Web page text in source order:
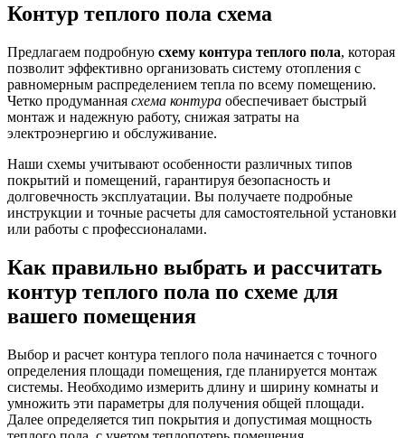
Контур теплого пола схема
Предлагаем подробную схему контура теплого пола, которая
позволит эффективно организовать систему отопления с
равномерным распределением тепла по всему помещению.
Четко продуманная схема контура обеспечивает быстрый
монтаж и надежную работу, снижая затраты на
электроэнергию и обслуживание.
Наши схемы учитывают особенности различных типов
покрытий и помещений, гарантируя безопасность и
долговечность эксплуатации. Вы получаете подробные
инструкции и точные расчеты для самостоятельной установки
или работы с профессионалами.
Как правильно выбрать и рассчитать
контур теплого пола по схеме для
вашего помещения
Выбор и расчет контура теплого пола начинается с точного
определения площади помещения, где планируется монтаж
системы. Необходимо измерить длину и ширину комнаты и
умножить эти параметры для получения общей площади.
Далее определяется тип покрытия и допустимая мощность